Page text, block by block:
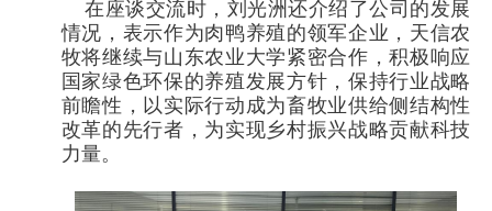
在座谈交流时，刘光洲还介绍了公司的发展
情况，表示作为肉鸭养殖的领军企业，天信农
牧将继续与山东农业大学紧密合作，积极响应
国家绿色环保的养殖发展方针，保持行业战略
前瞻性，以实际行动成为畜牧业供给侧结构性
改革的先行者，为实现乡村振兴战略贡献科技
力量。